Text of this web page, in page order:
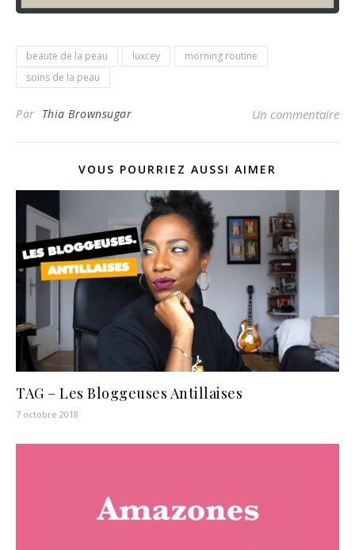
beaute de la peau luxcey
morning routine
soins de la peau
Par Thia Brownsugar Un commentaire
VOUS POURRIEZ AUSSI AIMER
TAG – Les Bloggeuses Antillaises
7 octobre 2018